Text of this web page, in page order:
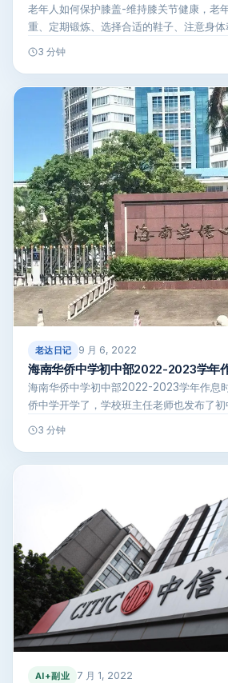
老年人如何保护膝盖-维持膝关节健康，老
重、定期锻炼、选择合适的鞋子、注意身
3 分钟
老达日记 9 月 6, 2022
海南华侨中学初中部2022-2023学年
海南华侨中学初中部2022-2023学年作息
侨中学开学了，学校班主任老师也发布了
3 分钟
AI+副业 7 月 1, 2022